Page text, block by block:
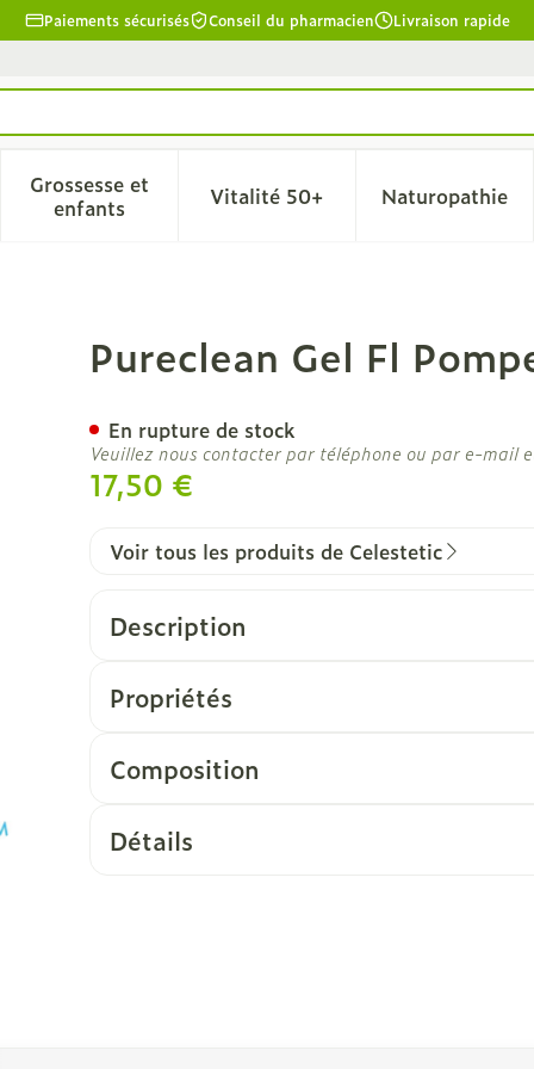
Paiements sécurisés Conseil du pharmacien Livraison rapide
Beauté, soins et hygiène
sous-menu pour la catégorie Régime, alimentation &
Grossesse et
enfantsAfficher le sous-menu pour la catégorie
Vitalité 50+Afficher le sous-menu pour
Naturopathie
Afficher
Pureclean Gel Fl
17,50 €
En rupture de stock
Veuillez nous contacter par téléphone ou par e-mail
Voir tous les produits de Celestetic
Description
Propriétés
Composition
Détails
en carrousel